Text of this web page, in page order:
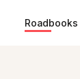
Roadbooks